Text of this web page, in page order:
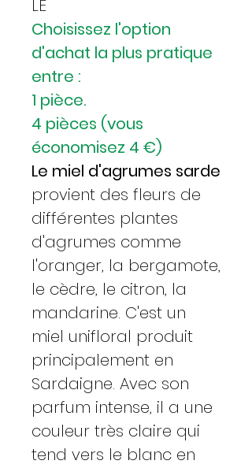
LE
Choisissez l'option
d'achat la plus pratique
entre :
1 pièce.
4 pièces (vous
économisez 4 €)
Le miel d'agrumes sarde
provient des fleurs de
différentes plantes
d'agrumes comme
l'oranger, la bergamote,
le cèdre, le citron, la
mandarine. C'est un
miel unifloral produit
principalement en
Sardaigne. Avec son
parfum intense, il a une
couleur très claire qui
tend vers le blanc en